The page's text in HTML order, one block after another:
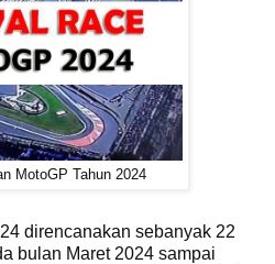
MotoGP Tahun 2024
direncanakan sebanyak 22
bulan Maret 2024 sampai